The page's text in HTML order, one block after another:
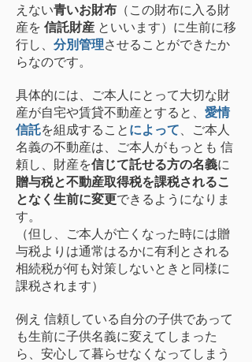
えない青いお財布 （この財布に入る財
産を 信託財産 といいます）に生前に移
行し、 分別管理させることができたか
らなのです。
具体的には、ご本人にとって大切な財
産が自宅や賃貸不動産とすると、 愛情
信託を組成すること によって、ご本人
名義の不動産は、ご本人がもっとも 信
頼し、財産を信じて託せる方の名義に
贈与税と不動産取得税を課税されるこ
となく生前に変更できるようになりま
す。
（但し、ご本人が亡くなった時には贈
与税よりは通常はるかに有利とされる
相続税が何も対策しないときと同様に
課税されます）
例え 信頼している自分の子供であって
も生前に子供名義に変えてしまった
ら、安心して暮らせなくなってしまう